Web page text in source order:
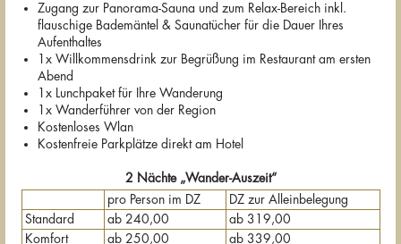
Zugang zur Panorama-Sauna und zum Relax-Bereich inkl.
flauschige Bademäntel & Saunatücher für die Dauer Ihres
Aufenthaltes
1x Willkommensdrink zur Begrüßung im Restaurant am ersten
Abend
1x Lunchpaket für Ihre Wanderung
1x Wanderführer von der Region
Kostenloses Wlan
Kostenfreie Parkplätze direkt am Hotel
2 Nächte „Wander-Auszeit“
pro Person im DZ
DZ zur Alleinbelegung
Standard
ab 240,00
ab 319,00
Komfort
ab 250,00 ab 339,00